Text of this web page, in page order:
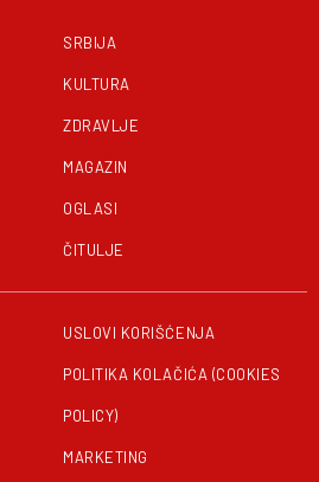
SRBIJA
KULTURA
ZDRAVLJE
MAGAZIN
OGLASI
ČITULJE
USLOVI KORIŠĆENJA
POLITIKA KOLAČIĆA (COOKIES
POLICY)
MARKETING